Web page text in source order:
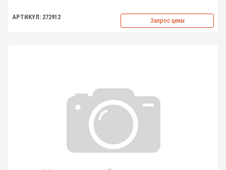
АРТИКУЛ: 272912 Запрос цены